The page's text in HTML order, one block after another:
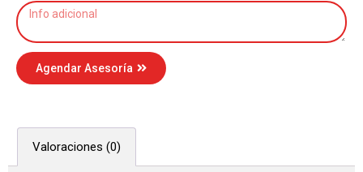
Agendar Asesoría
Valoraciones (0)